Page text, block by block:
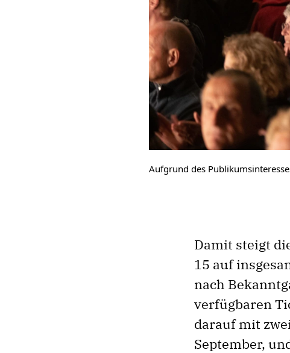
Aufgrund des
Damit steigt
15 auf
nach
verfügbaren
darauf mit
September,